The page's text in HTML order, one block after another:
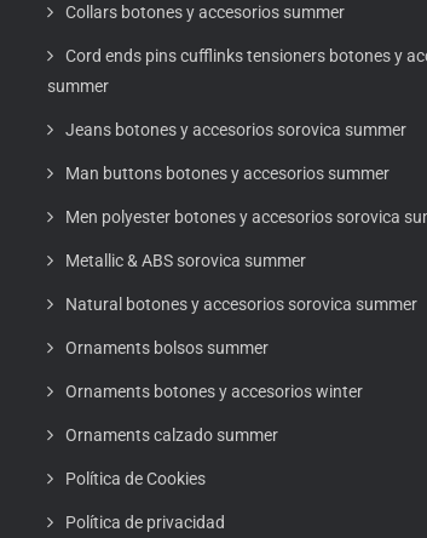
Collars botones y accesorios summer
Cord ends pins cufflinks tensioners botones y
summer
Jeans botones y accesorios sorovica summer
Man buttons botones y accesorios summer
Men polyester botones y accesorios sorovica
Metallic & ABS sorovica summer
Natural botones y accesorios sorovica summer
Ornaments bolsos summer
Ornaments botones y accesorios winter
Ornaments calzado summer
Política de Cookies
Política de privacidad